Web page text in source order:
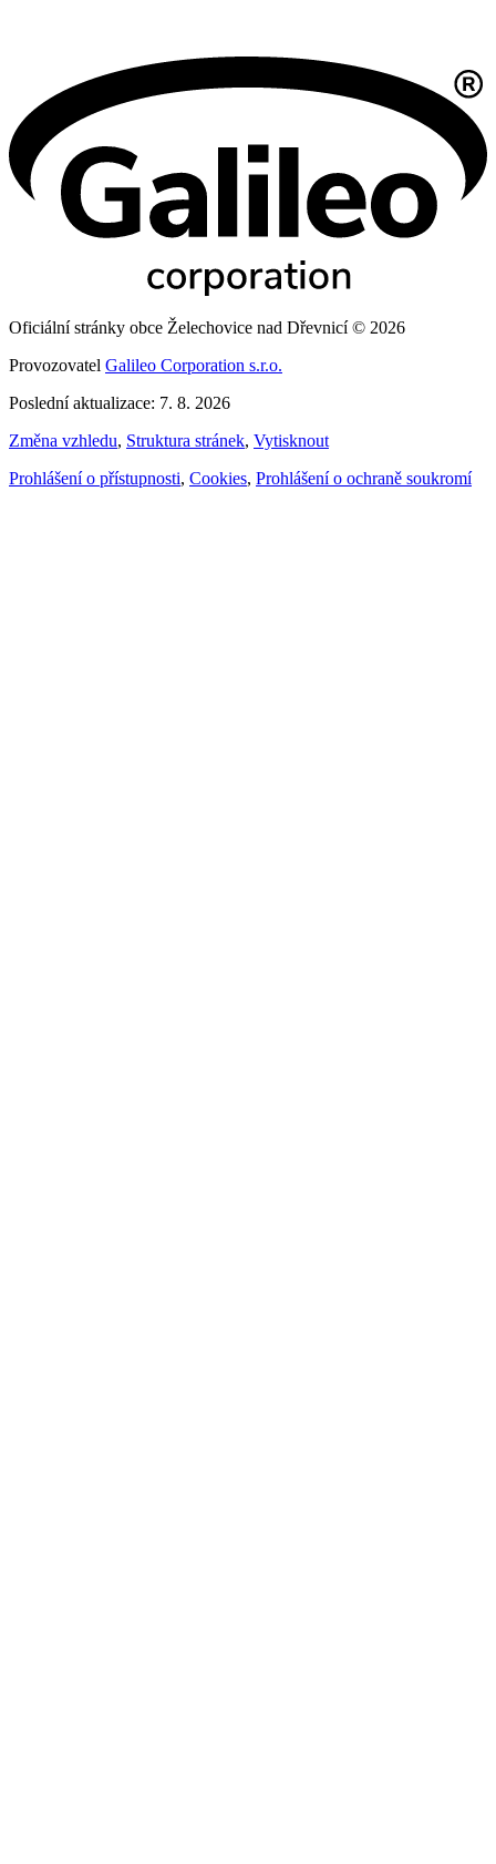
Oficiální stránky obce Želechovice nad Dřevnicí © 2026
Provozovatel Galileo Corporation s.r.o.
Poslední aktualizace: 7. 8. 2026
Změna vzhledu, Struktura stránek, Vytisknout
Prohlášení o přístupnosti, Cookies, Prohlášení o ochraně soukromí